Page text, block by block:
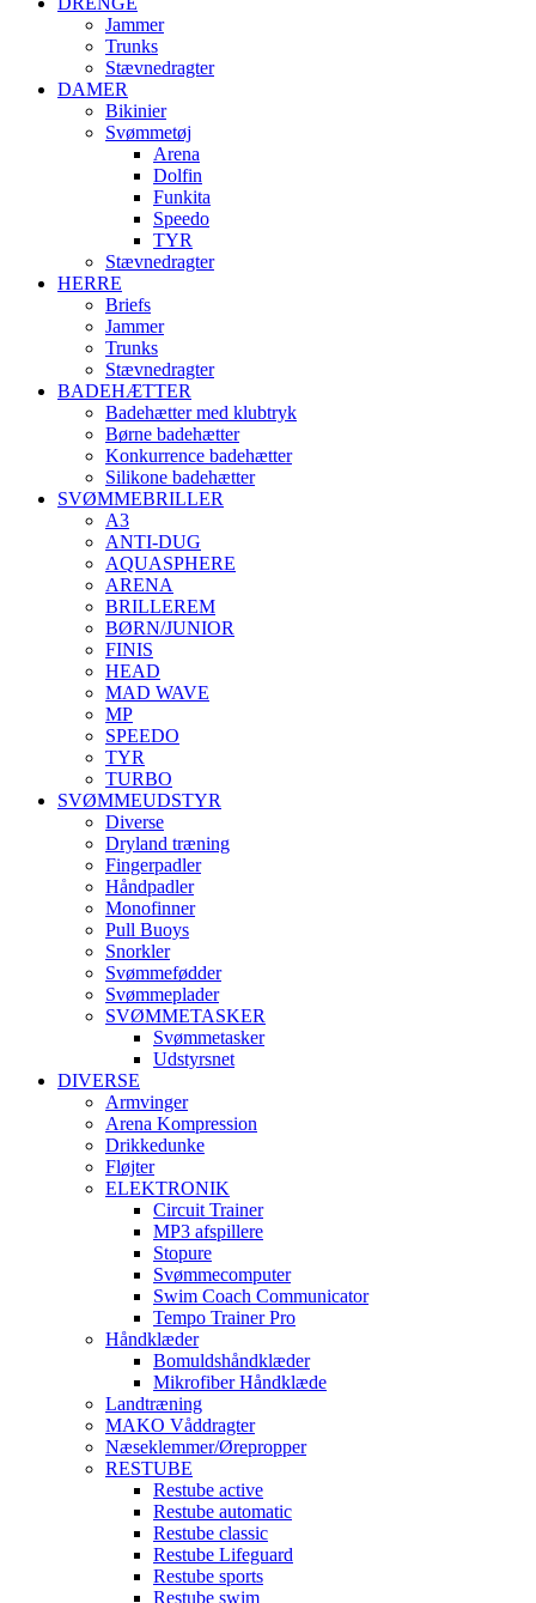
Jammer
Trunks
Stævnedragter
DAMER
Bikinier
Svømmetøj
Arena
Dolfin
Funkita
Speedo
TYR
Stævnedragter
HERRE
Briefs
Jammer
Trunks
Stævnedragter
BADEHÆTTER
Badehætter med klubtryk
Børne badehætter
Konkurrence badehætter
Silikone badehætter
SVØMMEBRILLER
A3
ANTI-DUG
AQUASPHERE
ARENA
BRILLEREM
BØRN/JUNIOR
FINIS
HEAD
MAD WAVE
MP
SPEEDO
TYR
TURBO
SVØMMEUDSTYR
Diverse
Dryland træning
Fingerpadler
Håndpadler
Monofinner
Pull Buoys
Snorkler
Svømmefødder
Svømmeplader
SVØMMETASKER
Svømmetasker
Udstyrsnet
DIVERSE
Armvinger
Arena Kompression
Drikkedunke
Fløjter
ELEKTRONIK
Circuit Trainer
MP3 afspillere
Stopure
Svømmecomputer
Swim Coach Communicator
Tempo Trainer Pro
Håndklæder
Bomuldshåndklæder
Mikrofiber Håndklæde
Landtræning
MAKO Våddragter
Næseklemmer/Ørepropper
RESTUBE
Restube active
Restube automatic
Restube classic
Restube Lifeguard
Restube sports
Restube swim